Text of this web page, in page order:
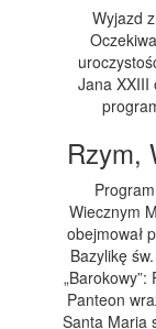
Wyjazd
Jana XXIII
Rzym,
Wiecznym
obejmował
Bazylikę
Panteon
Santa Maria